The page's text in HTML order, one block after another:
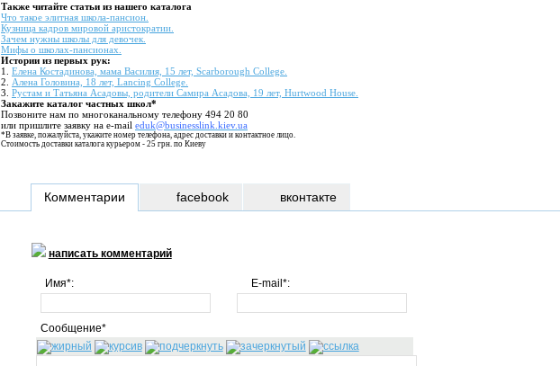
Также читайте статьи из нашего каталога
Что такое элитная школа-пансион.
Кузница кадров мировой аристократии.
Зачем нужны школы для девочек.
Мифы о школах-пансионах.
Истории из первых рук:
1. Елена Костадинова, мама Василия, 15 лет, Scarborough College.
2. Алена Головина, 18 лет, Lancing College.
3. Рустам и Татьяна Асадовы, родители Самира Асадова, 19 лет, Hurtwood House.
Закажите каталог частных школ*
Позвоните нам по многоканальному телефону 494 20 80
или пришлите заявку на e-mail eduk@businesslink.kiev.ua
*В заявке, пожалуйста, укажите номер телефона, адрес доставки и контактное лицо.
Стоимость доставки каталога курьером - 25 грн. по Киеву
Комментарии
написать комментарий
Имя*: E-mail*:
Сообщение*
facebook вконтакте